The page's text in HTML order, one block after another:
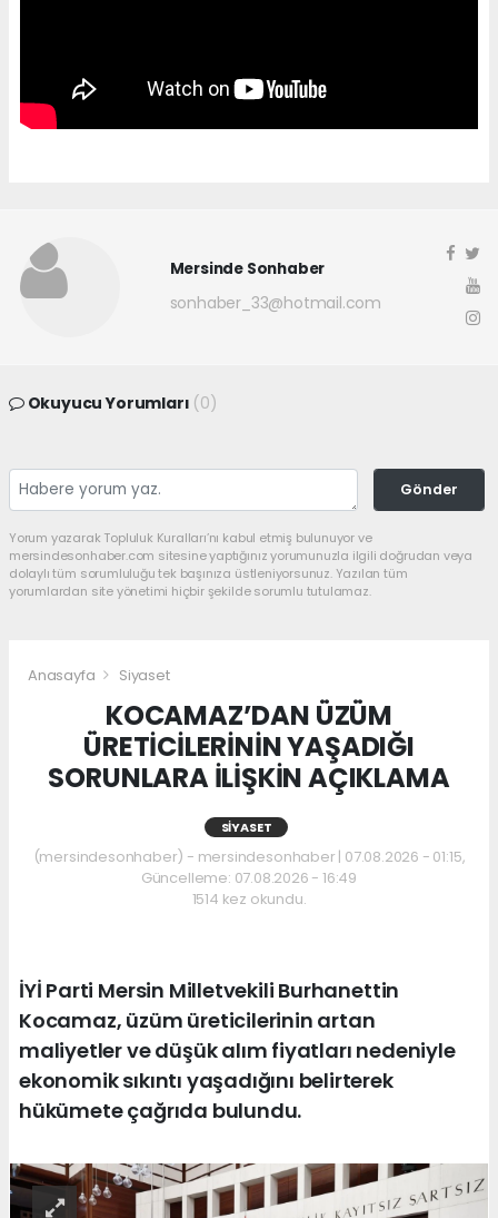
Mersinde Sonhaber
sonhaber_33@hotmail.com
Okuyucu Yorumları (0)
Gönder
Yorum yazarak Topluluk Kuralları’nı kabul etmiş bulunuyor ve
mersindesonhaber.com sitesine yaptığınız yorumunuzla ilgili doğrudan veya
dolaylı tüm sorumluluğu tek başınıza üstleniyorsunuz. Yazılan tüm
yorumlardan site yönetimi hiçbir şekilde sorumlu tutulamaz.
Anasayfa Siyaset
KOCAMAZ’DAN ÜZÜM
ÜRETİCİLERİNİN YAŞADIĞI
SORUNLARA İLİŞKİN AÇIKLAMA
SIYASET
(mersindesonhaber) - mersindesonhaber | 07.08.2026 - 01:15,
Güncelleme: 07.08.2026 - 16:49
1514 kez okundu.
İYİ Parti Mersin Milletvekili Burhanettin
Kocamaz, üzüm üreticilerinin artan
maliyetler ve düşük alım fiyatları nedeniyle
ekonomik sıkıntı yaşadığını belirterek
hükümete çağrıda bulundu.